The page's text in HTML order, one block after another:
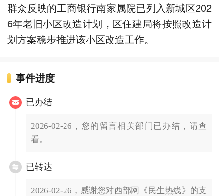
群众反映的工商银行南家属院已列入新城区202
6年老旧小区改造计划，区住建局将按照改造计
划方案稳步推进该小区改造工作。
事件进度
已办结
2026-02-26，您的留言相关部门已办结，请查
看。
已转达
2026-02-26，感谢您对西部网《民生热线》的支